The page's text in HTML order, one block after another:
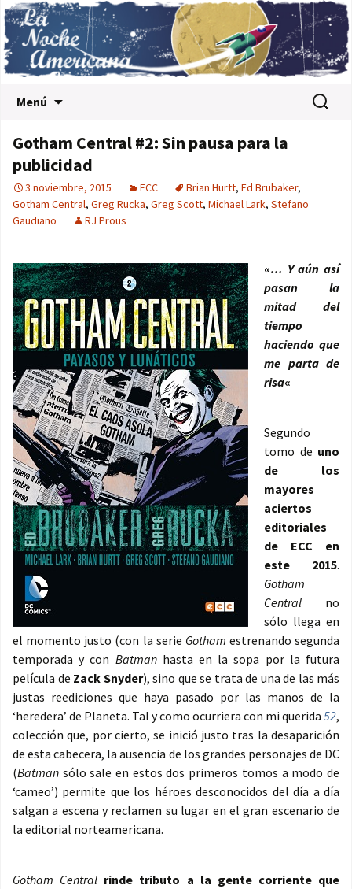
Menú Buscar:
Gotham Central #2: Sin pausa para la
publicidad
3 noviembre, 2015 ECC Brian Hurtt, Ed Brubaker,
Gotham Central, Greg Rucka, Greg Scott, Michael Lark, Stefano
Gaudiano
RJ Prous
«… Y aún así
pasan la
mitad del
tiempo
haciendo que
me parta de
risa«
Segundo
tomo de uno
de los
mayores
aciertos
editoriales
de ECC en
este 2015.
Gotham
Central no
sólo llega en
el momento justo (con la serie Gotham estrenando segunda
temporada y con Batmanhasta en la sopa por la futura
película de Zack Snyder), sino que se trata de una de las más
justas reediciones que haya pasado por las manos de la
‘heredera’ de Planeta. Tal y como ocurriera con mi querida 52,
colección que, por cierto, se inició justo tras la desaparición
de esta cabecera, la ausencia de los grandes personajes de DC
(Batman sólo sale en estos dos primeros tomos a modo de
‘cameo’) permite que los héroes desconocidos del día a día
salgan a escena y reclamen su lugar en el gran escenario de
la editorial norteamericana.
Gotham Central rinde tributo a la gente corriente que